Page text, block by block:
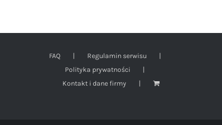
FAQ
Regulamin serwisu
Polityka prywatności
Kontakt i dane firmy